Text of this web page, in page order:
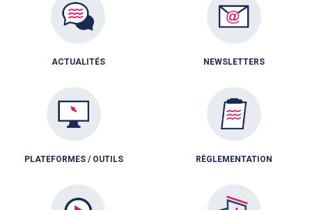
ACTUALITÉS NEWSLETTERS
PLATEFORMES / OUTILS RÈGLEMENTATION